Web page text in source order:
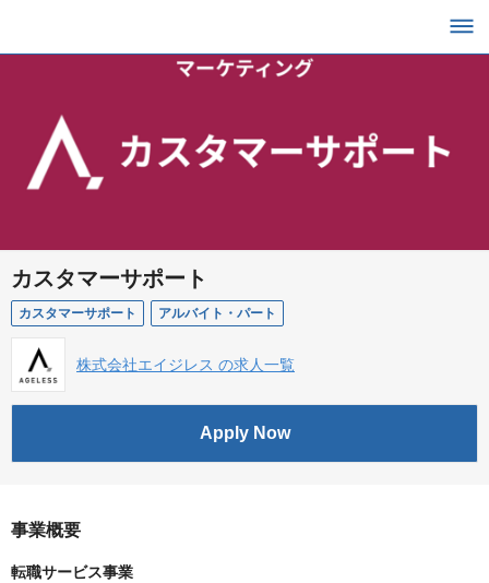
カスタマーサポート
カスタマーサポート アルバイト・パート
株式会社エイジレス の求人一覧
Apply Now
事業概要
転職サービス事業